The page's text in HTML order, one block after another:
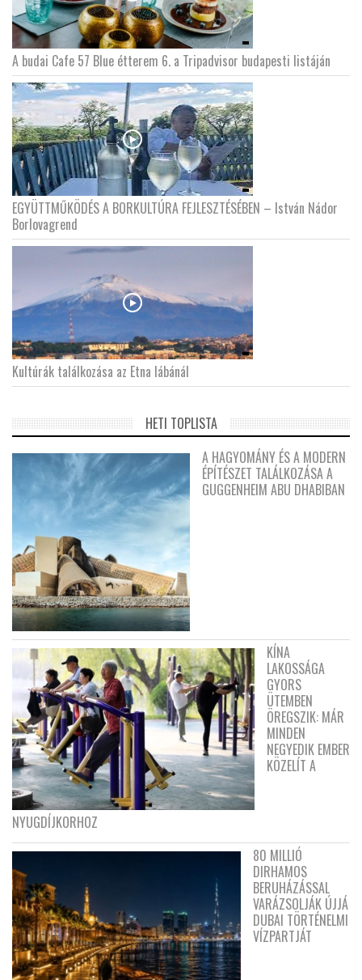
A budai Cafe 57 Blue étterem 6. a Tripadvisor budapesti listáján
EGYÜTTMŰKÖDÉS A BORKULTÚRA FEJLESZTÉSÉBEN – István Nádor
Borlovagrend
Kultúrák találkozása az Etna lábánál
HETI TOPLISTA
A HAGYOMÁNY ÉS A MODERN
ÉPÍTÉSZET TALÁLKOZÁSA A
GUGGENHEIM ABU DHABIBAN
KÍNA
LAKOSSÁGA
GYORS
ÜTEMBEN
ÖREGSZIK: MÁR
MINDEN
NEGYEDIK EMBER
KÖZELÍT A
NYUGDÍJKORHOZ
80 MILLIÓ
DIRHAMOS
BERUHÁZÁSSAL
VARÁZSOLJÁK ÚJJÁ
DUBAI TÖRTÉNELMI
VÍZPARTJÁT